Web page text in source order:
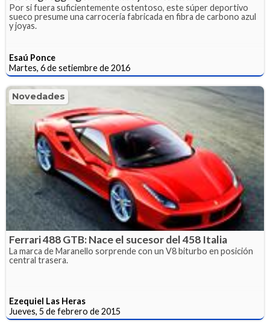
Por si fuera suficientemente ostentoso, este súper deportivo
sueco presume una carrocería fabricada en fibra de carbono azul
y joyas.
Esaú Ponce
Martes, 6 de setiembre de 2016
Novedades
Ferrari 488 GTB: Nace el sucesor del 458 Italia
La marca de Maranello sorprende con un V8 biturbo en posición
central trasera.
Ezequiel Las Heras
Jueves, 5 de febrero de 2015